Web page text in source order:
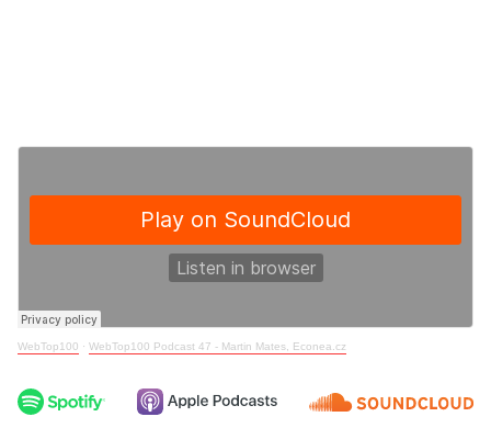
WebTop100 · WebTop100 Podcast 47 - Martin Mates, Econea.cz